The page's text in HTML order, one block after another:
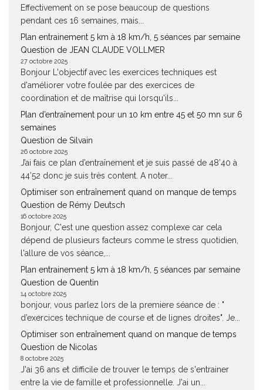
Effectivement on se pose beaucoup de questions
pendant ces 16 semaines, mais...
Plan entrainement 5 km à 18 km/h, 5 séances par semaine
Question de JEAN CLAUDE VOLLMER
27 octobre 2025
Bonjour L'objectif avec les exercices techniques est
d'améliorer votre foulée par des exercices de
coordination et de maîtrise qui lorsqu'ils...
Plan d’entraînement pour un 10 km entre 45 et 50 mn sur 6
semaines
Question de Silvain
26 octobre 2025
J’ai fais ce plan d’entraînement et je suis passé de 48’40 à
44’52 donc je suis très content. A noter...
Optimiser son entraînement quand on manque de temps
Question de Rémy Deutsch
16 octobre 2025
Bonjour, C'est une question assez complexe car cela
dépend de plusieurs facteurs comme le stress quotidien,
l'allure de vos séance,...
Plan entrainement 5 km à 18 km/h, 5 séances par semaine
Question de Quentin
14 octobre 2025
bonjour, vous parlez lors de la premiere séance de : "
d’exercices technique de course et de lignes droites". Je...
Optimiser son entraînement quand on manque de temps
Question de Nicolas
8 octobre 2025
J'ai 36 ans et difficile de trouver le temps de s'entrainer
entre la vie de famille et professionnelle. J'ai un...